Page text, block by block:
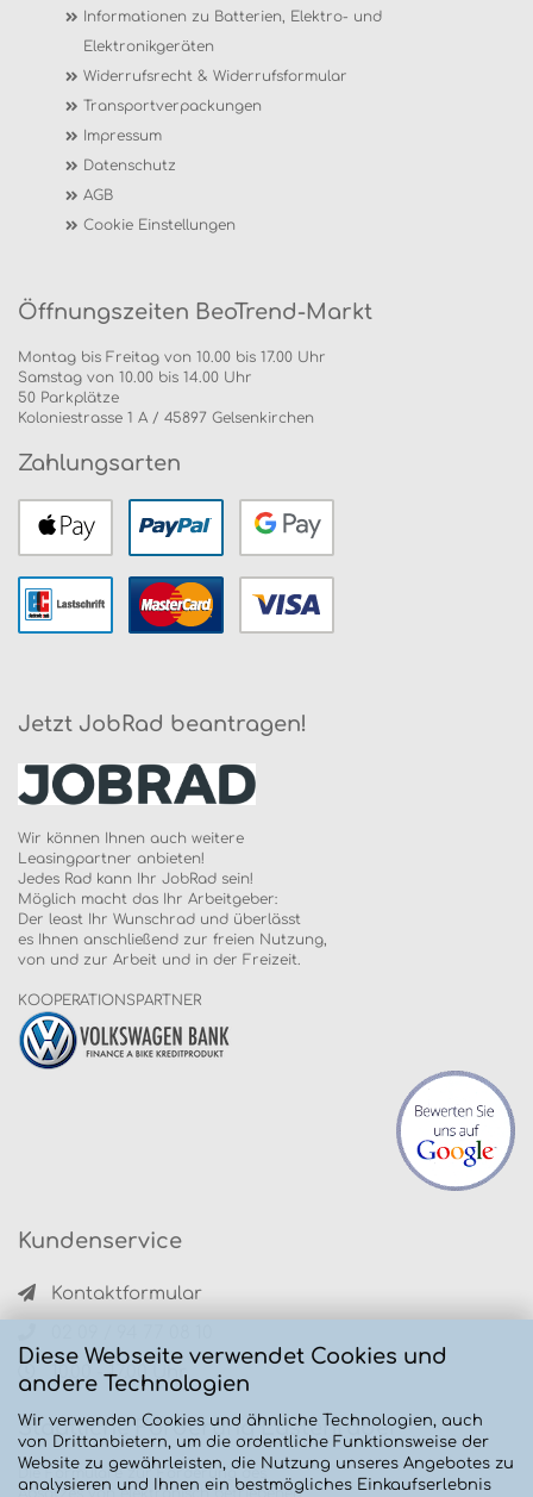
Diese Webseite verwendet Cookies und
andere Technologien
Wir verwenden Cookies und ähnliche Technologien, auch
von Drittanbietern, um die ordentliche Funktionsweise der
Website zu gewährleisten, die Nutzung unseres Angebotes zu
analysieren und Ihnen ein bestmögliches Einkaufserlebnis
Informationen zu Batterien, Elektro- und
Elektronikgeräten
Widerrufsrecht & Widerrufsformular
Transportverpackungen
Impressum
Datenschutz
AGB
Cookie Einstellungen
Öffnungszeiten BeoTrend-Markt
Montag bis Freitag von 10.00 bis 17.00 Uhr
Samstag von 10.00 bis 14.00 Uhr
50 Parkplätze
Koloniestrasse 1 A / 45897 Gelsenkirchen
Zahlungsarten
Jetzt JobRad beantragen!
Wir können Ihnen auch weitere
Leasingpartner anbieten!
Jedes Rad kann Ihr JobRad sein!
Möglich macht das Ihr Arbeitgeber:
Der least Ihr Wunschrad und überlässt
es Ihnen anschließend zur freien Nutzung,
von und zur Arbeit und in der Freizeit.
KOOPERATIONSPARTNER
Kundenservice
Kontaktformular
10.00 - 17.00 Uhr
Staatliche Förderung Lastenräder
Die Formulare zur Förderung des
Absatzes von elektronisch betriebenen